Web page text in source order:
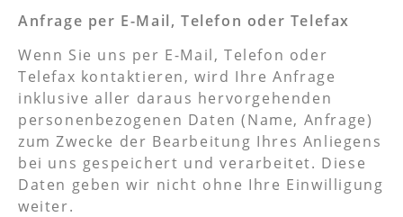
Anfrage per E-Mail, Telefon oder Telefax
Wenn Sie uns per E-Mail, Telefon oder
Telefax kontaktieren, wird Ihre Anfrage
inklusive aller daraus hervorgehenden
personenbezogenen Daten (Name, Anfrage)
zum Zwecke der Bearbeitung Ihres Anliegens
bei uns gespeichert und verarbeitet. Diese
Daten geben wir nicht ohne Ihre Einwilligung
weiter.